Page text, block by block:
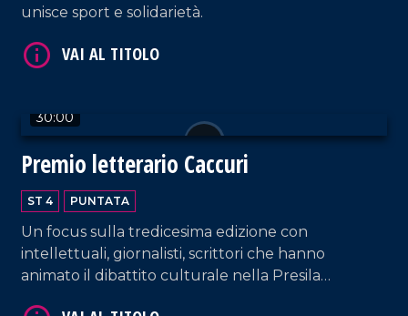
unisce sport e solidarietà.
30:00
Premio letterario Caccuri
ST 4 PUNTATA
Un focus sulla tredicesima edizione con
intellettuali, giornalisti, scrittori che hanno
animato il dibattito culturale nella Presila
VAI AL TITOLO
VAI AL TITOLO